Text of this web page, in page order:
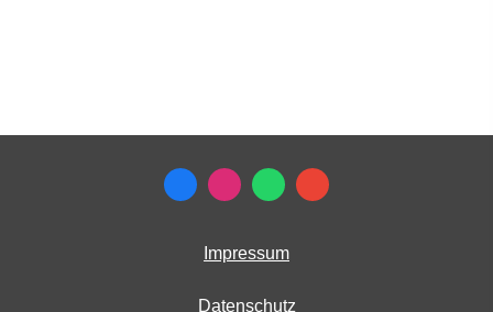
Impressum
Datenschutz